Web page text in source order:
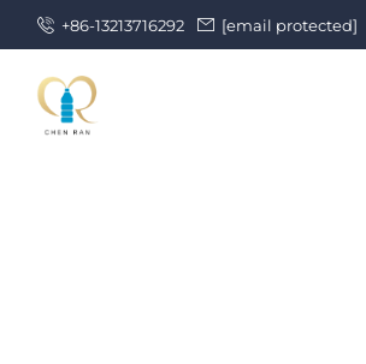
+86-13213716292 [email protected]